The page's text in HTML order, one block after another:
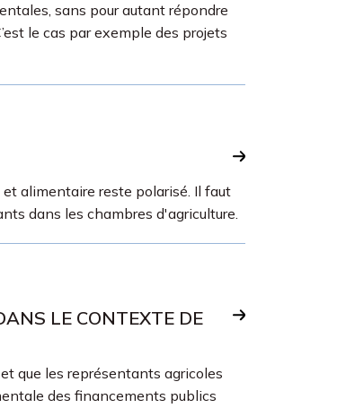
sans pour autant répondre
le cas par exemple des projets
alimentaire reste polarisé. Il faut
dans les chambres d'agriculture.
LE CONTEXTE DE
que les représentants agricoles
des financements publics